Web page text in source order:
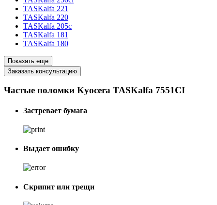
TASKalfa 221
TASKalfa 220
TASKalfa 205c
TASKalfa 181
TASKalfa 180
Показать еще
Заказать консультацию
Частые поломки Kyocera TASKalfa 7551CI
Застревает бумага
Выдает ошибку
Скрипит или трещи